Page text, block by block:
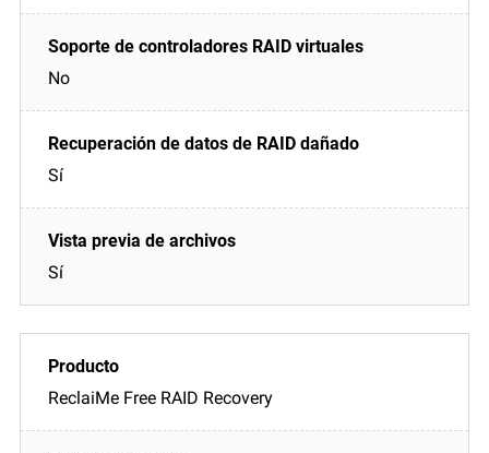
No
Sí
Sí
ReclaiMe Free RAID Recovery